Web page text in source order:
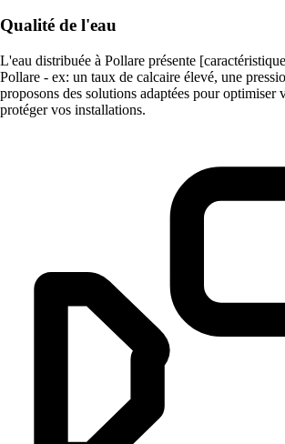
Qualité de l'eau
L'eau distribuée à Pollare présente
Pollare - ex: un taux de calcaire élevé, une
proposons des solutions adaptées pour optimiser
protéger vos installations.